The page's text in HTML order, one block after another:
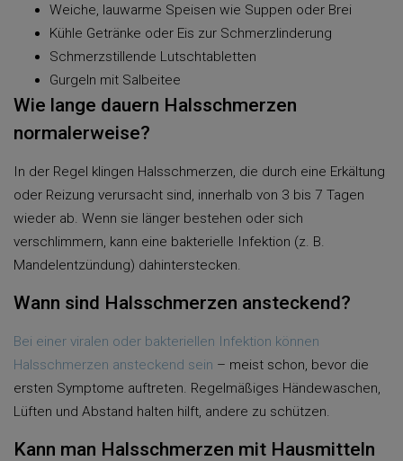
Weiche, lauwarme Speisen wie Suppen oder Brei
Kühle Getränke oder Eis zur Schmerzlinderung
Schmerzstillende Lutschtabletten
Gurgeln mit Salbeitee
Wie lange dauern Halsschmerzen
normalerweise?
In der Regel klingen Halsschmerzen, die durch eine Erkältung
oder Reizung verursacht sind, innerhalb von 3 bis 7 Tagen
wieder ab. Wenn sie länger bestehen oder sich
verschlimmern, kann eine bakterielle Infektion (z. B.
Mandelentzündung) dahinterstecken.
Wann sind Halsschmerzen ansteckend?
Bei einer viralen oder bakteriellen Infektion können
Halsschmerzen ansteckend sein – meist schon, bevor die
ersten Symptome auftreten. Regelmäßiges Händewaschen,
Lüften und Abstand halten hilft, andere zu schützen.
Kann man Halsschmerzen mit Hausmitteln